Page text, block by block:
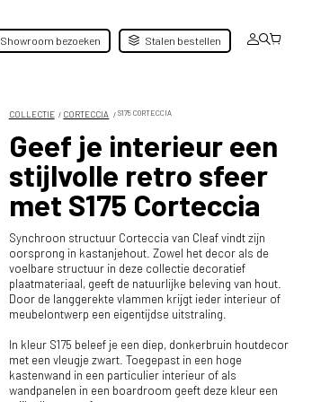
Showroom bezoeken Stalen bestellen
COLLECTIE CORTECCIA S175 CORTECCIA
Geef je interieur een
stijlvolle retro sfeer
met S175 Corteccia
Synchroon structuur Corteccia van Cleaf vindt zijn
oorsprong in kastanjehout. Zowel het decor als de
voelbare structuur in deze collectie decoratief
plaatmateriaal, geeft de natuurlijke beleving van hout.
Door de langgerekte vlammen krijgt ieder interieur of
meubelontwerp een eigentijdse uitstraling.
In kleur S175 beleef je een diep, donkerbruin houtdecor
met een vleugje zwart. Toegepast in een hoge
kastenwand in een particulier interieur of als
wandpanelen in een boardroom geeft deze kleur een